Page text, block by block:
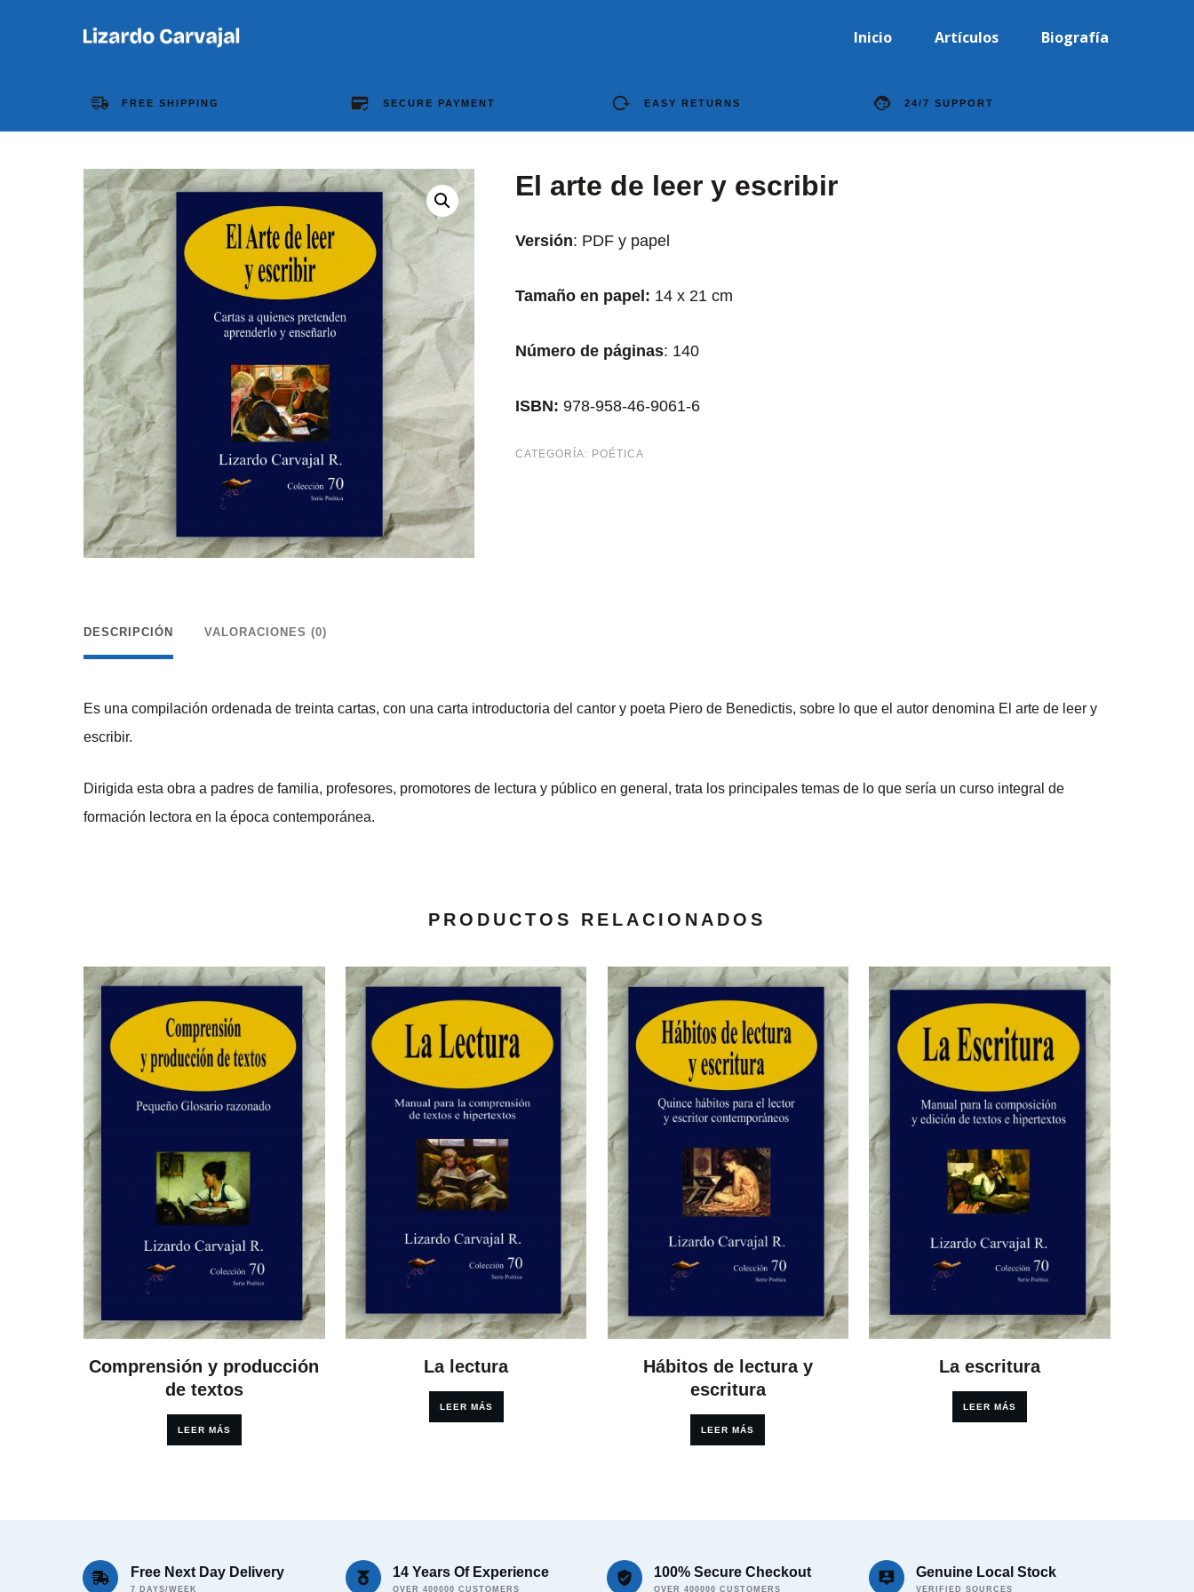
Inicio Artículos Biografía
FREE SHIPPING SECURE PAYMENT EASY RETURNS 24/7 SUPPORT
El arte de leer y escribir
Versión: PDF y papel
Tamaño en papel: 14 x 21 cm
Número de páginas: 140
ISBN:978-958-46-9061-6
CATEGORÍA: POÉTICA
DESCRIPCIÓN VALORACIONES (0)
Es una compilación ordenada de treinta cartas, con una carta introductoria del cantor y poeta Piero de Benedictis, sobre lo que el autor denomina El arte de leer y
escribir.
Dirigida esta obra a padres de familia, profesores, promotores de lectura y público en general, trata los principales temas de lo que sería un curso integral de
formación lectora en la época contemporánea.
PRODUCTOS RELACIONADOS
Comprensión y producción
de textos
LEER MÁS
La lectura
LEER MÁS
Hábitos de lectura y
escritura
LEER MÁS
La escritura
LEER MÁS
Free Next Day Delivery
7 DAYS/WEEK
14 Years Of Experience
OVER 400000 CUSTOMERS
100% Secure Checkout
OVER 400000 CUSTOMERS
Genuine Local Stock
VERIFIED SOURCES